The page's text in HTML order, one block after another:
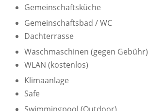
Gemeinschaftsküche
Gemeinschaftsbad / WC
Dachterrasse
Waschmaschinen (gegen Gebühr)
WLAN (kostenlos)
Klimaanlage
Safe
Swimmingpool (Outdoor)